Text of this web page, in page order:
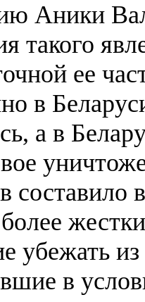
Аники
такого
ее
в
а в
составило
убежать
в